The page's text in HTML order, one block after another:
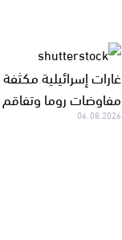
غارات إسرائيلية
مفاوضات روما وتفاقم
06.08.2026